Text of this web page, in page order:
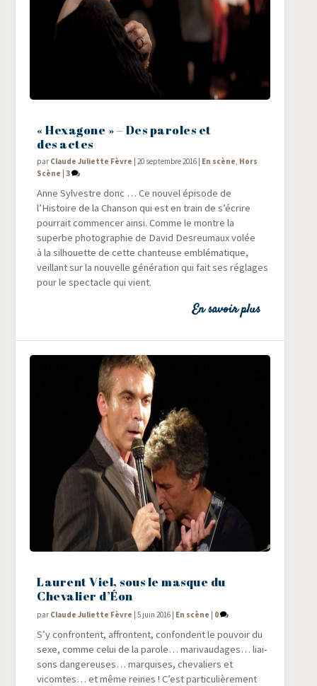
« Hexagone » – Des paroles et
des actes
par Claude Juliette Fèvre |20 septembre 2016 En scène, Hors
Scène |3
Anne Syl­vestre donc … Ce nou­vel épi­sode de
l’Histoire de la Chan­son qui est en train de s’écrire
pour­rait com­men­cer ain­si. Comme le montre la
superbe pho­to­gra­phie de David Des­reu­maux volée
à la sil­houette de cette chan­teuse emblé­ma­tique,
veillant sur la nou­velle géné­ra­tion qui fait ses réglages
pour le spec­tacle qui vient.
En savoir plus
Laurent Viel, sous le masque du
Chevalier d’Éon
par Claude Juliette Fèvre |5 juin 2016 En scène 0
S’y confrontent, affrontent, confondent le pou­voir du
sexe, comme celui de la parole… mari­vau­dages… liai­
sons dan­ge­reuses… mar­quises, che­va­liers et
vicomtes… et même reines ! C’est par­ti­cu­liè­re­ment